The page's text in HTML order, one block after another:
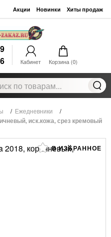
Акции Новинки Хиты продаж
Кабинет Корзина (0)
/ Ежедневники /
иск.кожа, срез кремовый
В ИЗБРАННОЕ